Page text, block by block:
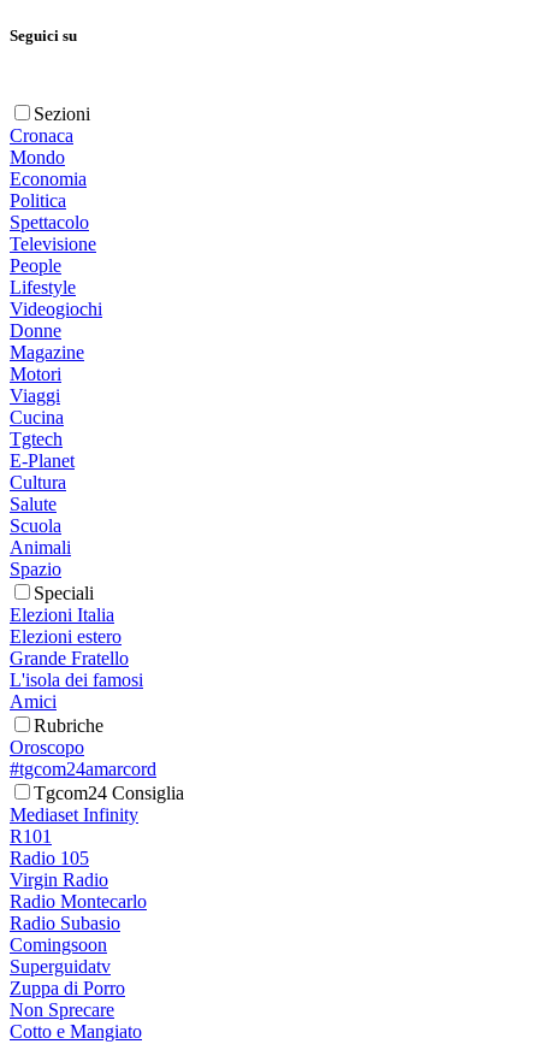
Seguici su
Sezioni
Cronaca
Mondo
Economia
Politica
Spettacolo
Televisione
People
Lifestyle
Videogiochi
Donne
Magazine
Motori
Viaggi
Cucina
Tgtech
E-Planet
Cultura
Salute
Scuola
Animali
Spazio
Speciali
Elezioni Italia
Elezioni estero
Grande Fratello
L'isola dei famosi
Amici
Rubriche
Oroscopo
#tgcom24amarcord
Tgcom24 Consiglia
Mediaset Infinity
R101
Radio 105
Virgin Radio
Radio Montecarlo
Radio Subasio
Comingsoon
Superguidatv
Zuppa di Porro
Non Sprecare
Cotto e Mangiato